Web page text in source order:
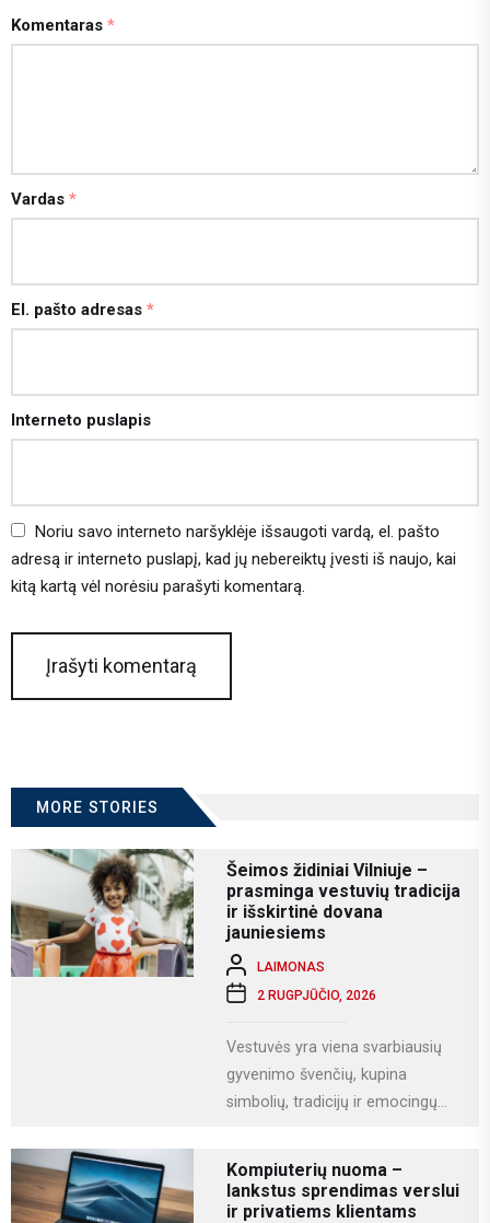
Komentaras *
Vardas *
El. pašto adresas *
Interneto puslapis
Noriu savo interneto naršyklėje išsaugoti vardą, el. pašto
adresą ir interneto puslapį, kad jų nebereiktų įvesti iš naujo, kai
kitą kartą vėl norėsiu parašyti komentarą.
MORE STORIES
Šeimos židiniai Vilniuje –
prasminga vestuvių tradicija
ir išskirtinė dovana
jauniesiems
LAIMONAS
2 RUGPJŪČIO, 2026
Vestuvės yra viena svarbiausių
gyvenimo švenčių, kupina
simbolių, tradicijų ir emocingų
vestuvių...
Kompiuterių nuoma –
lankstus sprendimas verslui
ir privatiems klientams